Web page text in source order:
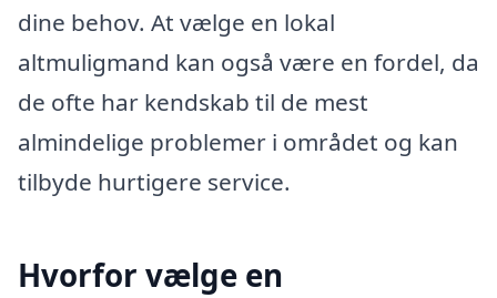
dine behov. At vælge en lokal
altmuligmand kan også være en fordel, da
de ofte har kendskab til de mest
almindelige problemer i området og kan
tilbyde hurtigere service.
Hvorfor vælge en